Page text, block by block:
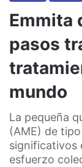
Emmita
pasos
mundo
La pequeña
(AME) de
significativos
esfuerzo